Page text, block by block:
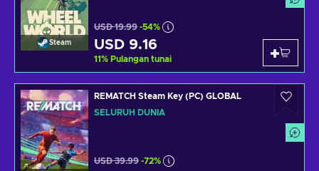
Steam
USD 19.99 -54%
USD 9.16
11% Pulangan tunai
REMATCH Steam Key (PC) GLOBAL
SELURUH DUNIA
USD 39.99 -72%